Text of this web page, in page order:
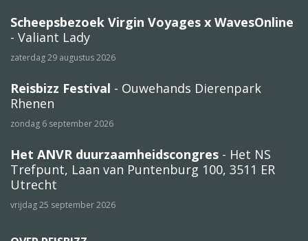
Scheepsbezoek Virgin Voyages x WavesOnline
- Valiant Lady
zaterdag 29 augustus 2026
Reisbizz Festival - Ouwehands Dierenpark
Rhenen
zondag 6 september 2026
Het ANVR duurzaamheidscongres - Het NS
Trefpunt, Laan van Puntenburg 100, 3511 ER
Utrecht
vrijdag 25 september 2026